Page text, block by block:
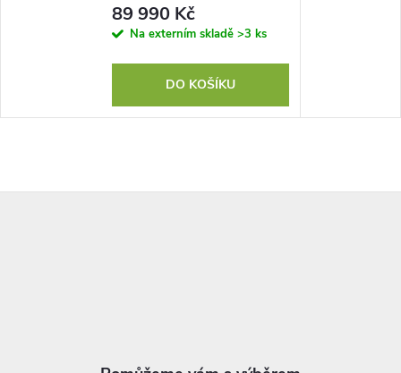
89 990 Kč
Na externím skladě >3 ks
DO KOŠÍKU